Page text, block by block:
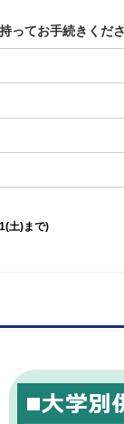
ってお手続きくだ
土)まで)